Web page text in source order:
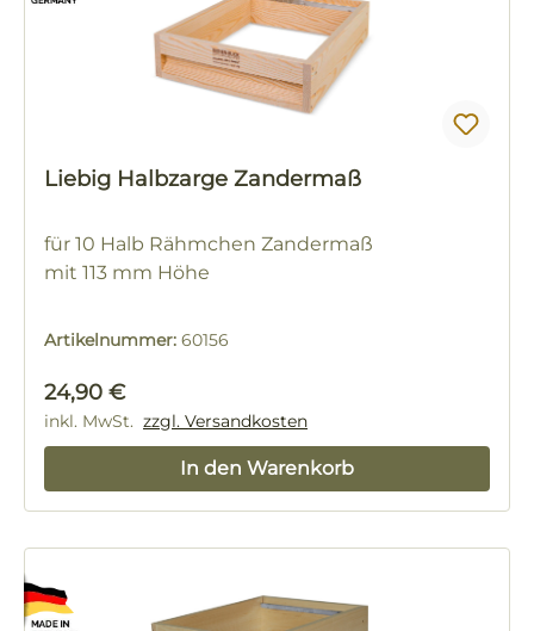
Liebig Halbzarge Zandermaß
für 10 Halb Rähmchen Zandermaß
mit 113 mm Höhe
Artikelnummer: 60156
Regulärer Preis:
24,90 €
inkl. MwSt. zzgl. Versandkosten
In den Warenkorb